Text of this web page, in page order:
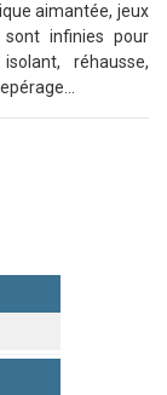
aimantée, jeux
infinies pour
réhausse,